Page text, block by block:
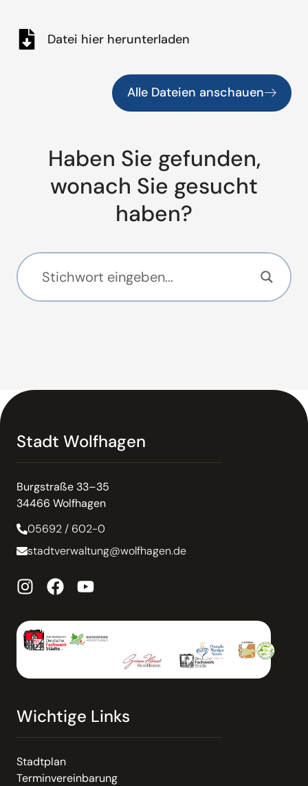
Datei hier herunterladen
Alle Dateien anschauen
Haben Sie gefunden,
wonach Sie gesucht
haben?
Stadt Wolfhagen
Burgstraße 33–35
34466 Wolfhagen
05692 / 602-0
stadtverwaltung@wolfhagen.de
Wichtige Links
Stadtplan
Terminvereinbarung